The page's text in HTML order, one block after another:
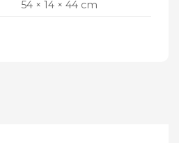
54 × 14 × 44 cm